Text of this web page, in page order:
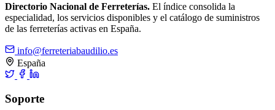
Directorio Nacional de Ferreterías. El índice consolida la
especialidad, los servicios disponibles y el catálogo de suministros
de las ferreterías activas en España.
info@ferreteriabaudilio.es
España
Soporte